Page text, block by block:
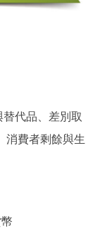
代品、差別取
消費者剩餘與生